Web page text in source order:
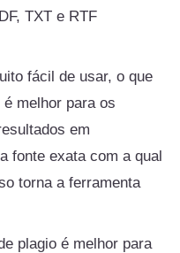
TXT e RTF
fácil de usar, o que
melhor para os
em
fonte exata com a qual
torna a ferramenta
plagio é melhor para